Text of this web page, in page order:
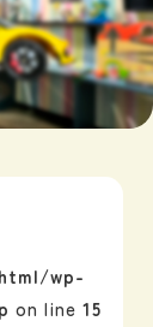
wp-
on line 15